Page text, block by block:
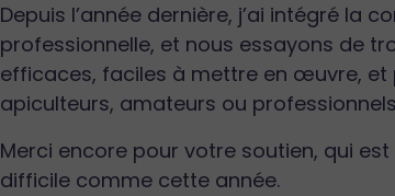
Depuis l’année dernière, j’ai intégré la
professionnelle, et nous essayons de
efficaces, faciles à mettre en œuvre,
apiculteurs, amateurs ou
Merci encore pour votre soutien, qui
difficile comme cette année.